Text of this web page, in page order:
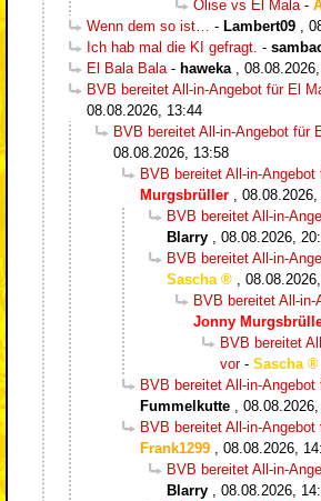
Olise vs El Mala-
Wenn dem so ist… - Lambert09 ,
Ich hab mal die KI gefragt. -
El Bala Bala- haweka ,
BVB bereitet All-in-Angebot für El
08.08.2026, 13:44
BVB bereitet All-in-Angebot für
08.08.2026, 13:58
BVB bereitet All-in-
Murgsbrüller ,
BVB bereitet All-in-
Blarry , 08.08.2026,
BVB bereitet All-in-
Sascha
,
BVB bereitet All-
Jonny
BVB bereitet
vor- Sascha
BVB bereitet All-in-
Fummelkutte ,
BVB bereitet All-in-
Frank1299 , 08.08.2026,
BVB bereitet All-in-
Blarry , 08.08.2026,